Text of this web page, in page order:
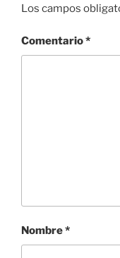
Los campos
Comentario*
Nombre*